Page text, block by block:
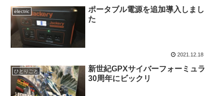
electric
ポータブル電源を追加導入しまし
た
2021.12.18
ひとりごと
新世紀GPXサイバーフォーミュラ
30周年にビックリ